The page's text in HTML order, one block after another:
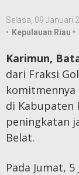
Selasa, 09 Januari
• Kepulauan Riau •
Karimun,
dari Fraksi
di Kabupaten
peningkatan
Belat.
Pada Jumat,